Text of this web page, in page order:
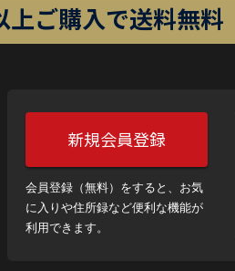
ご購入で送料無料
新規会員登録
会員登録（無料）をすると、お気
に入りや住所録など便利な機能が
利用できます。